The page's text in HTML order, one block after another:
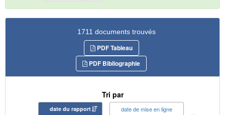
1711 documents trouvés
PDF Tableau
PDF Bibliographie
Tri par
date du rapport date de mise en ligne